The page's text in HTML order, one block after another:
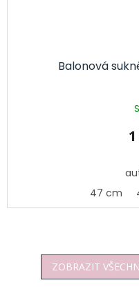
Balonová
47 cm
ZOBRAZIT